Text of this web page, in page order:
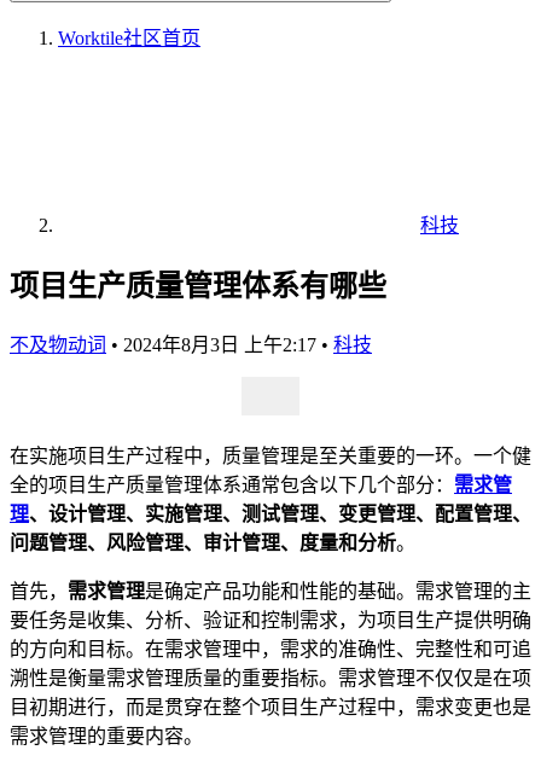
Worktile社区首页
科技
项目生产质量管理体系有哪些
不及物动词 • 2024年8月3日 上午2:17 • 科技
在实施项目生产过程中，质量管理是至关重要的一环。一个健
全的项目生产质量管理体系通常包含以下几个部分： 需求管
理、设计管理、实施管理、测试管理、变更管理、配置管理、
问题管理、风险管理、审计管理、度量和分析。
首先， 需求管理是确定产品功能和性能的基础。需求管理的主
要任务是收集、分析、验证和控制需求，为项目生产提供明确
的方向和目标。在需求管理中，需求的准确性、完整性和可追
溯性是衡量需求管理质量的重要指标。需求管理不仅仅是在项
目初期进行，而是贯穿在整个项目生产过程中，需求变更也是
需求管理的重要内容。